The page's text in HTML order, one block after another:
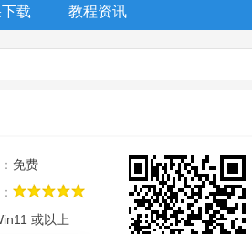
载 教程资讯
免费
或以上